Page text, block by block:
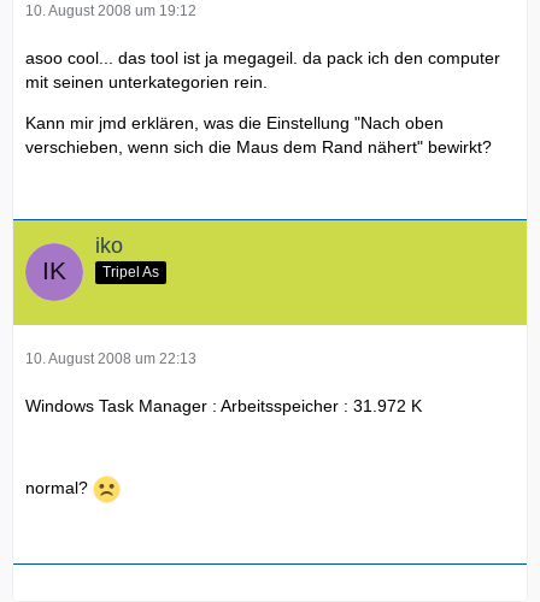
10. August 2008 um 19:12
asoo cool... das tool ist ja megageil. da pack ich den computer
mit seinen unterkategorien rein.
Kann mir jmd erklären, was die Einstellung "Nach oben
verschieben, wenn sich die Maus dem Rand nähert" bewirkt?
iko
Tripel As
10. August 2008 um 22:13
Windows Task Manager : Arbeitsspeicher : 31.972 K
normal?